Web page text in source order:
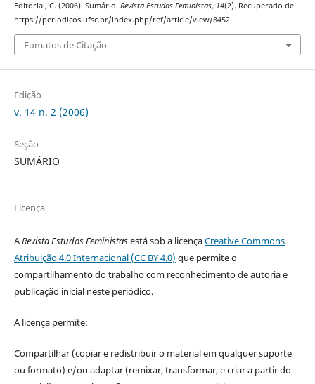
Editorial, C. (2006). Sumário. Revista Estudos Feministas, 14(2). Recuperado de
https://periodicos.ufsc.br/index.php/ref/article/view/8452
Fomatos de Citação
Edição
v. 14 n. 2 (2006)
Seção
SUMÁRIO
Licença
ARevista Estudos Feministasestá sob a licençaCreative Commons
Atribuição 4.0 Internacional (CC BY 4.0) que permite o
compartilhamento do trabalho com reconhecimento de autoria e
publicação inicial neste periódico.
A licença permite:
Compartilhar (copiar e redistribuir o material em qualquer suporte
ou formato) e/ou adaptar (remixar, transformar, e criar a partir do